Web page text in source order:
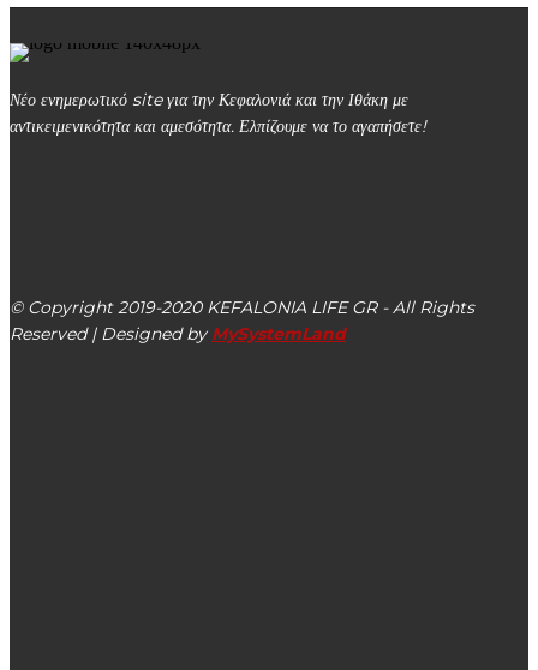
Νέο ενημερωτικό site για την Κεφαλονιά και την Ιθάκη με
αντικειμενικότητα και αμεσότητα. Ελπίζουμε να το αγαπήσετε!
© Copyright 2019-2020 KEFALONIA LIFE GR - All Rights
Reserved | Designed by MySystemLand